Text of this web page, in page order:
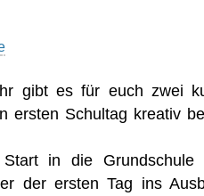
gibt es für euch zwei
ersten Schultag kreativ
in die Grundschule
der ersten Tag ins